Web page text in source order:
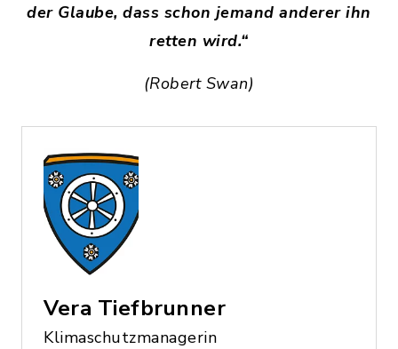
der Glaube, dass schon jemand anderer ihn
retten wird.“
(Robert Swan)
Vera Tiefbrunner
Klimaschutzmanagerin